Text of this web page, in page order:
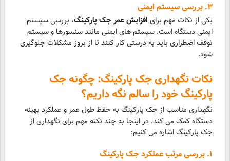
۳. بررسی سیستم ایمنی
یکی از نکات مهم برای افزایش عمر جک پارکینگ، بررسی سیستم
ایمنی دستگاه است. سیستم های ایمنی مانند سنسورها و سیستم
توقف اضطراری باید به درستی کار کنند تا از بروز مشکلات جلوگیری
شود.
نکات نگهداری جک پارکینگ: چگونه جک
پارکینگ خود را سالم نگه داریم؟
نگهداری مناسب از جک پارکینگ به حفظ طول عمر و عملکرد بهینه
دستگاه کمک می کند. در اینجا به چند نکته مهم برای نگهداری از
جک پارکینگ اشاره می کنیم:
۱. بررسی مرتب عملکرد جک پارکینگ